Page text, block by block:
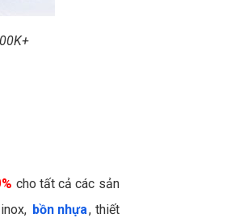
% cho tất cả các sản
bồn nhựa, thiết